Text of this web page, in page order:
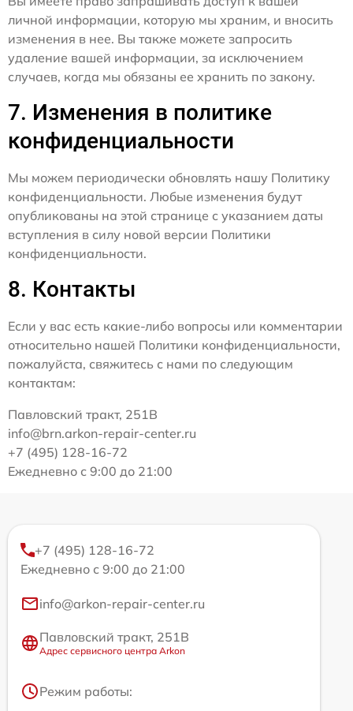
личной информации, которую мы храним, и вносить
изменения в нее. Вы также можете запросить
удаление вашей информации, за исключением
случаев, когда мы обязаны ее хранить по закону.
7. Изменения в политике
конфиденциальности
Мы можем периодически обновлять нашу Политику
конфиденциальности. Любые изменения будут
опубликованы на этой странице с указанием даты
вступления в силу новой версии Политики
конфиденциальности.
8. Контакты
Если у вас есть какие-либо вопросы или комментарии
относительно нашей Политики конфиденциальности,
пожалуйста, свяжитесь с нами по следующим
контактам:
Павловский тракт, 251В
info@brn.arkon-repair-center.ru
+7 (495) 128-16-72
Ежедневно с 9:00 до 21:00
+7 (495) 128-16-72
Ежедневно с 9:00 до 21:00
info@arkon-repair-center.ru
Павловский тракт, 251В
Адрес сервисного центра Arkon
Режим работы: